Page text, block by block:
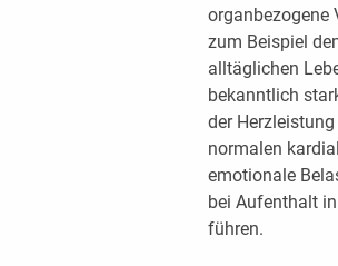
organbezogene
zum Beispiel
alltäglichen
bekanntlich
der
normalen
emotionale
bei Aufenthalt
führen.